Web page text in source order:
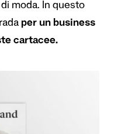
moda. In questo
per un business
cartacee.